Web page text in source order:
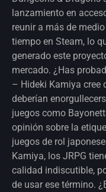
lanzamiento en
reunir a más de
tiempo en Steam, lo
generado este
mercado. ¿Has
– Hideki Kamiya cree
deberían
juegos como
opinión sobre la
juegos de rol
Kamiya, los JRPG
calidad indiscutible,
de usar ese término.